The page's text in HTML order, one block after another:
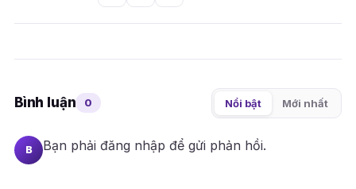
Bình luận 0 Nổi bật Mới nhất
B Bạn phải đăng nhập để gửi phản hồi.